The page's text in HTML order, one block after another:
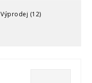
Výprodej (12)